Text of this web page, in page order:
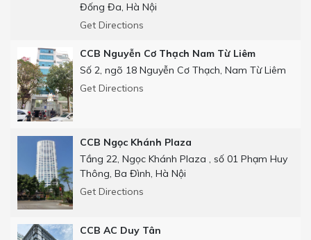
Đống Đa, Hà Nội
Get Directions
CCB Nguyễn Cơ Thạch Nam Từ Liêm
Số 2, ngõ 18 Nguyễn Cơ Thạch, Nam Từ Liêm
Get Directions
CCB Ngọc Khánh Plaza
Tầng 22, Ngọc Khánh Plaza , số 01 Phạm Huy
Thông, Ba Đình, Hà Nội
Get Directions
CCB AC Duy Tân